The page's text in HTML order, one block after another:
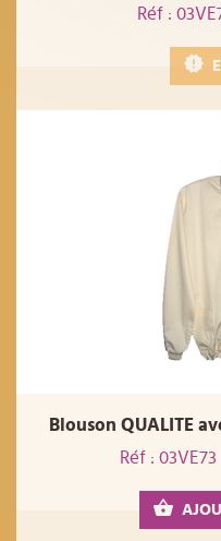
Réf :
Blouson QUALITE
Réf : 03VE73